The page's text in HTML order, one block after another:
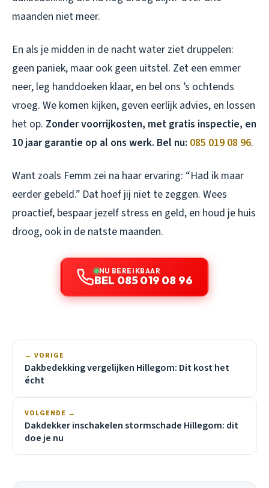
maanden niet meer.
En als je midden in de nacht water ziet druppelen:
geen paniek, maar ook geen uitstel. Zet een emmer
neer, leg handdoeken klaar, en bel ons ’s ochtends
vroeg. We komen kijken, geven eerlijk advies, en lossen
het op. Zonder voorrijkosten, met gratis inspectie, en
10 jaar garantie op al ons werk. Bel nu: 085 019 08 96.
Want zoals Femm zei na haar ervaring: “Had ik maar
eerder gebeld.” Dat hoef jij niet te zeggen. Wees
proactief, bespaar jezelf stress en geld, en houd je huis
droog, ook in de natste maanden.
NU BEREIKBAAR
BEL 085 019 08 96
← VORIGE
Dakbedekking vergelijken Hillegom: Dit kost het
écht
VOLGENDE →
Dakdekker inschakelen stormschade Hillegom: dit
doe je nu